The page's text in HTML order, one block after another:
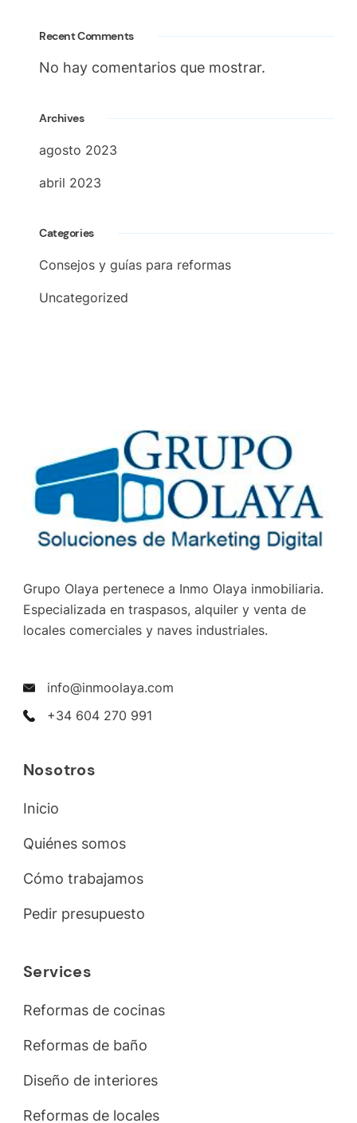
Recent Comments
No hay comentarios que mostrar.
Archives
agosto 2023
abril 2023
Categories
Consejos y guías para reformas
Uncategorized
Grupo Olaya pertenece a Inmo Olaya inmobiliaria.
Especializada en traspasos, alquiler y venta de
locales comerciales y naves industriales.
info@inmoolaya.com
+34 604 270 991
Nosotros
Inicio
Quiénes somos
Cómo trabajamos
Pedir presupuesto
Services
Reformas de cocinas
Reformas de baño
Diseño de interiores
Reformas de locales